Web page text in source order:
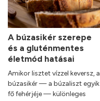
A búzasikér szerepe
és a gluténmentes
életmód hatásai
Amikor lisztet vízzel keversz, a
búzasikér — a búzaliszt egyik
fő fehérjéje — különleges